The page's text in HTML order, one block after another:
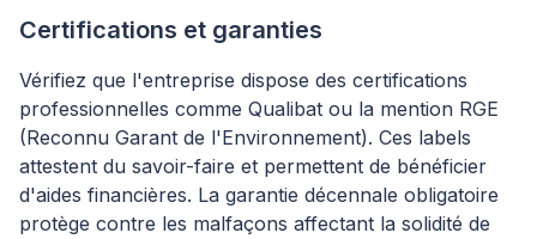
Certifications et garanties
Vérifiez que l'entreprise dispose des certifications
professionnelles comme Qualibat ou la mention RGE
(Reconnu Garant de l'Environnement). Ces labels
attestent du savoir-faire et permettent de bénéficier
d'aides financières. La garantie décennale obligatoire
protège contre les malfaçons affectant la solidité de